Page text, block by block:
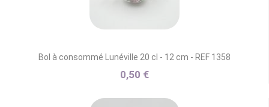
Bol à consommé Lunéville 20 cl - 12 cm - REF 1358
0,50 €